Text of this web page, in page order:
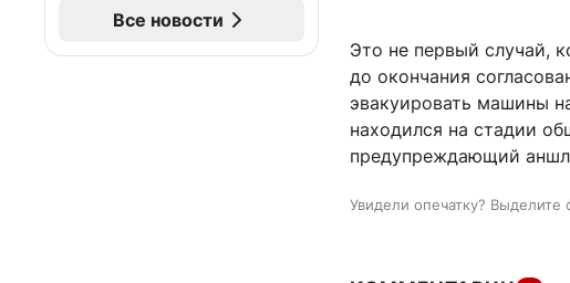
Все новости
Это не первый случай,
до окончания
эвакуировать машины
находился на стадии
предупреждающий
Увидели опечатку?